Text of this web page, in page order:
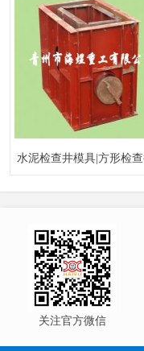
水泥检查井模具|方形检
具
关注官方微信